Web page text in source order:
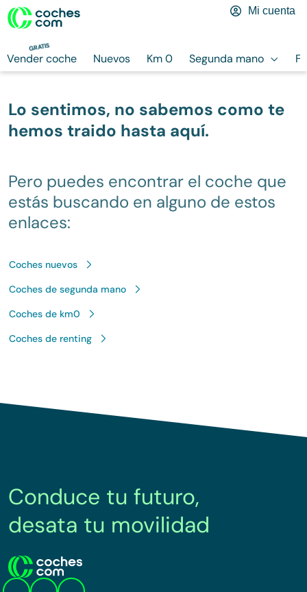
GRATIS
Vender coche Nuevos Km 0 Segunda mano
Mi cuenta
Lo sentimos, no sabemos como te
hemos traido hasta aquí.
estás buscando en alguno de estos
enlaces:
Coches nuevos
Coches de segunda mano